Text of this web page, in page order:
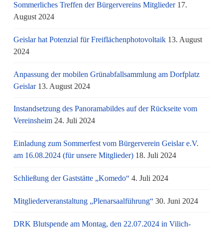
Sommerliches Treffen der Bürgervereins Mitglieder 17.
August 2024
Geislar hat Potenzial für Freiflächenphotovoltaik 13. August
2024
Anpassung der mobilen Grünabfallsammlung am Dorfplatz
Geislar 13. August 2024
Instandsetzung des Panoramabildes auf der Rückseite vom
Vereinsheim 24. Juli 2024
Einladung zum Sommerfest vom Bürgerverein Geislar e.V.
am 16.08.2024 (für unsere Mitglieder) 18. Juli 2024
Schließung der Gaststätte „Komedo“ 4. Juli 2024
Mitgliederveranstaltung „Plenarsaalführung“ 30. Juni 2024
DRK Blutspende am Montag, den 22.07.2024 in Vilich-